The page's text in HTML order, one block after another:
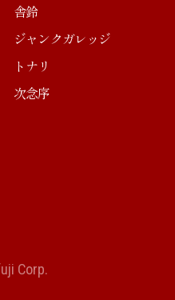
舎鈴
ジャンクガレッジ
トナリ
次念序
Corp.